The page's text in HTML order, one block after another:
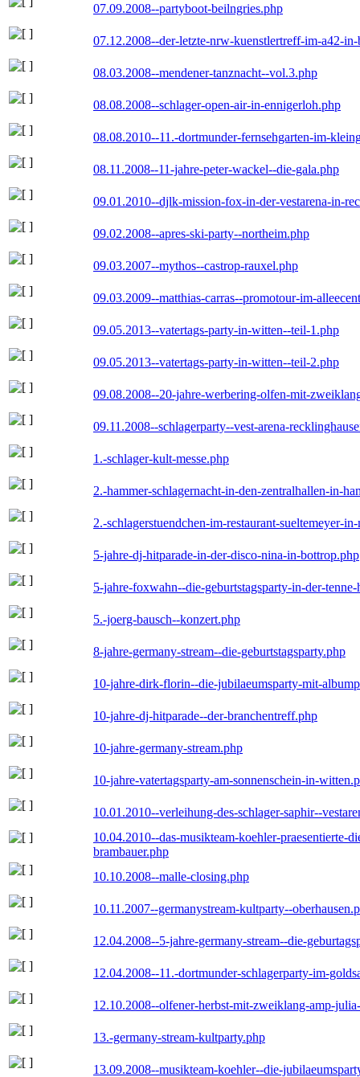
07.09.2008--partyboot-beilngries.php
07.12.2008--der-letzte-nrw-kuenstlertreff-im-a42-
08.03.2008--mendener-tanznacht--vol.3.php
08.08.2008--schlager-open-air-in-ennigerloh.php
08.08.2010--11.-dortmunder-fernsehgarten-im-
08.11.2008--11-jahre-peter-wackel--die-gala.php
09.01.2010--djlk-mission-fox-in-der-vestarena-in-
09.02.2008--apres-ski-party--northeim.php
09.03.2007--mythos--castrop-rauxel.php
09.03.2009--matthias-carras--promotour-im-
09.05.2013--vatertags-party-in-witten--teil-1.php
09.05.2013--vatertags-party-in-witten--teil-2.php
09.08.2008--20-jahre-werbering-olfen-mit-
09.11.2008--schlagerparty--vest-arena-
1.-schlager-kult-messe.php
2.-hammer-schlagernacht-in-den-zentralhallen-in-
2.-schlagerstuendchen-im-restaurant-sueltemeyer-
5-jahre-dj-hitparade-in-der-disco-nina-in-bottrop.php
5-jahre-foxwahn--die-geburtstagsparty-in-der-tenne-
5.-joerg-bausch--konzert.php
8-jahre-germany-stream--die-geburtstagsparty.php
10-jahre-dirk-florin--die-jubilaeumsparty-mit-
10-jahre-dj-hitparade--der-branchentreff.php
10-jahre-germany-stream.php
10-jahre-vatertagsparty-am-sonnenschein-in-
10.01.2010--verleihung-des-schlager-saphir--
10.04.2010--das-musikteam-koehler-praesentierte-
brambauer.php
10.10.2008--malle-closing.php
10.11.2007--germanystream-kultparty--
12.04.2008--5-jahre-germany-stream--die-
12.04.2008--11.-dortmunder-schlagerparty-im-
12.10.2008--olfener-herbst-mit-zweiklang-amp-
13.-germany-stream-kultparty.php
13.09.2008--musikteam-koehler--die-